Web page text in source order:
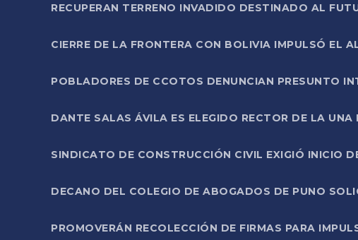
RECUPERAN TERRENO INVADIDO DESTINADO AL
CIERRE DE LA FRONTERA CON BOLIVIA IMPULSÓ EL
POBLADORES DE CCOTOS DENUNCIAN PRESUNTO
DANTE SALAS ÁVILA ES ELEGIDO RECTOR DE LA
SINDICATO DE CONSTRUCCIÓN CIVIL EXIGIÓ INICIO
DECANO DEL COLEGIO DE ABOGADOS DE PUNO
PROMOVERÁN RECOLECCIÓN DE FIRMAS PARA